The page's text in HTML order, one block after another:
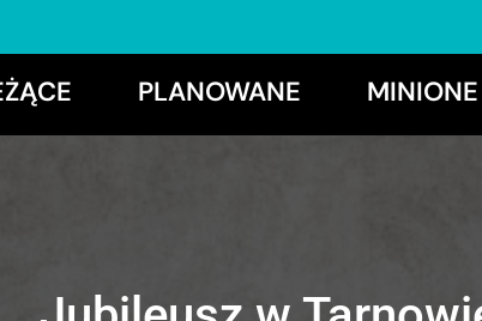
PLANOWANE MINIONE